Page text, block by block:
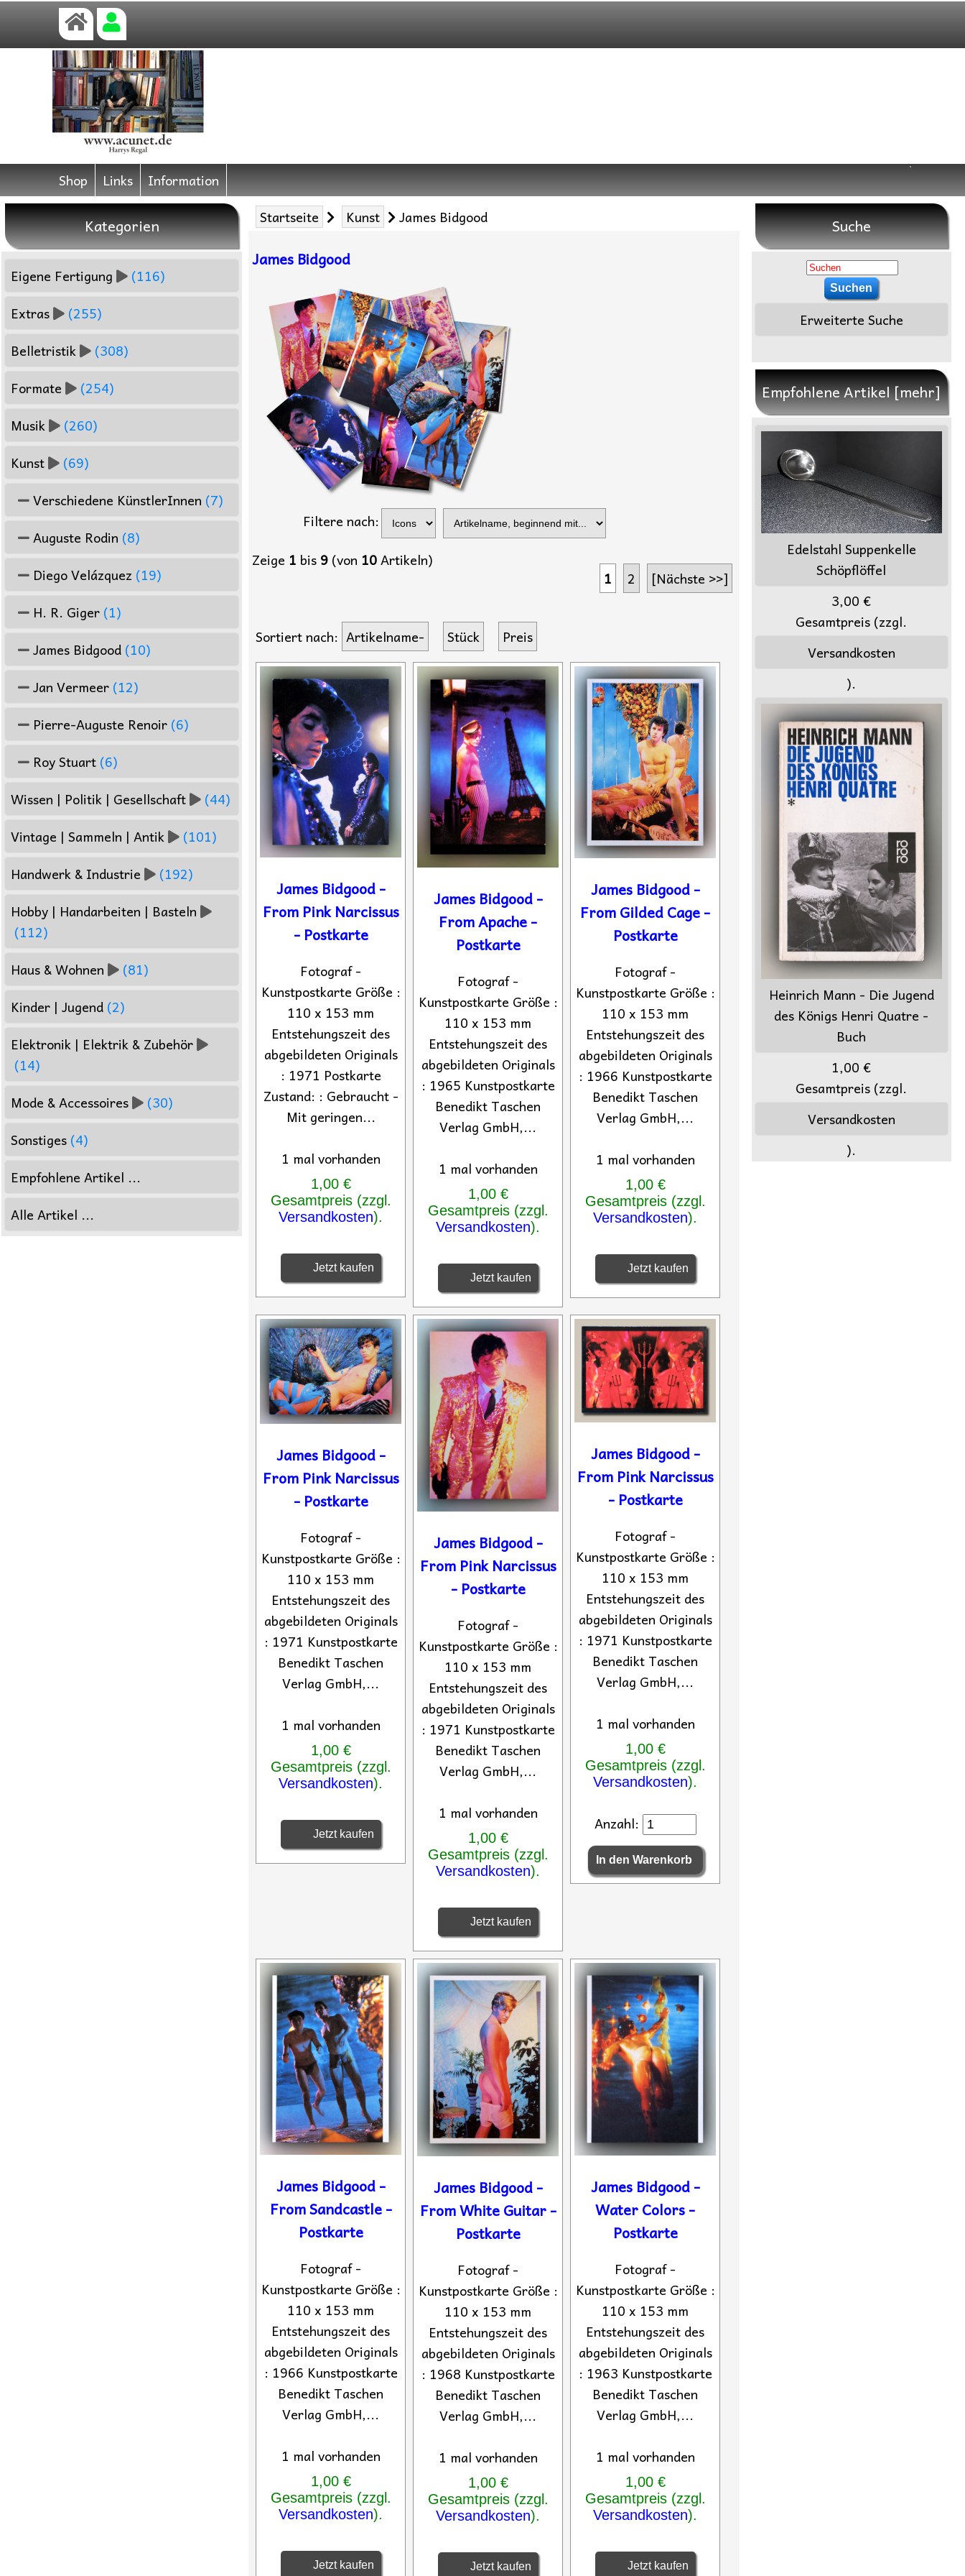
Shop Links Information
Kategorien
Eigene Fertigung
(116)
Extras
(255)
Belletristik
(308)
Formate
(254)
Musik
(260)
Kunst
(69)
Verschiedene KünstlerInnen (7)
Auguste Rodin (8)
Diego Velázquez (19)
H. R. Giger (1)
James Bidgood (10)
Jan Vermeer (12)
Pierre-Auguste Renoir (6)
Roy Stuart (6)
Wissen | Politik | Gesellschaft
(44)
Vintage | Sammeln | Antik
(101)
Handwerk & Industrie
(192)
Hobby | Handarbeiten | Basteln
(112)
Haus & Wohnen
(81)
Kinder | Jugend (2)
Elektronik | Elektrik & Zubehör
(14)
Mode & Accessoires
(30)
Sonstiges (4)
Empfohlene Artikel ...
Alle Artikel ...
Startseite Kunst James Bidgood
James Bidgood
Filtere nach:
Zeige 1 bis 9 (von 10Artikeln)
1
2 [Nächste >>]
Sortiert nach: Artikelname- Stück Preis
James Bidgood -
From Pink Narcissus
- Postkarte
Fotograf -
Kunstpostkarte Größe :
110 x 153 mm
Entstehungszeit des
abgebildeten Originals
: 1971 Postkarte
Zustand: : Gebraucht -
Mit geringen...
1 mal vorhanden
1,00 €
Gesamtpreis (zzgl.
Versandkosten).
Jetzt kaufen
James Bidgood -
From Apache -
Postkarte
Fotograf -
Kunstpostkarte Größe :
110 x 153 mm
Entstehungszeit des
abgebildeten Originals
: 1965 Kunstpostkarte
Benedikt Taschen
Verlag GmbH,...
1 mal vorhanden
1,00 €
Gesamtpreis (zzgl.
Versandkosten).
Jetzt kaufen
James Bidgood -
From Gilded Cage -
Postkarte
Fotograf -
Kunstpostkarte Größe :
110 x 153 mm
Entstehungszeit des
abgebildeten Originals
: 1966 Kunstpostkarte
Benedikt Taschen
Verlag GmbH,...
1 mal vorhanden
1,00 €
Gesamtpreis (zzgl.
Versandkosten).
Jetzt kaufen
James Bidgood -
From Pink Narcissus
- Postkarte
Fotograf -
Kunstpostkarte Größe :
110 x 153 mm
Entstehungszeit des
abgebildeten Originals
: 1971 Kunstpostkarte
Benedikt Taschen
Verlag GmbH,...
1 mal vorhanden
1,00 €
Gesamtpreis (zzgl.
Versandkosten).
Jetzt kaufen
James Bidgood -
From Pink Narcissus
- Postkarte
Fotograf -
Kunstpostkarte Größe :
110 x 153 mm
Entstehungszeit des
abgebildeten Originals
: 1971 Kunstpostkarte
Benedikt Taschen
Verlag GmbH,...
1 mal vorhanden
1,00 €
Gesamtpreis (zzgl.
Versandkosten).
Jetzt kaufen
James Bidgood -
From Pink Narcissus
- Postkarte
Fotograf -
Kunstpostkarte Größe :
110 x 153 mm
Entstehungszeit des
abgebildeten Originals
: 1971 Kunstpostkarte
Benedikt Taschen
Verlag GmbH,...
1 mal vorhanden
1,00 €
Gesamtpreis (zzgl.
Versandkosten).
Anzahl:
James Bidgood -
From Sandcastle -
Postkarte
Fotograf -
Kunstpostkarte Größe :
110 x 153 mm
Entstehungszeit des
abgebildeten Originals
: 1966 Kunstpostkarte
Benedikt Taschen
Verlag GmbH,...
1 mal vorhanden
1,00 €
Gesamtpreis (zzgl.
Versandkosten).
Jetzt kaufen
James Bidgood -
From White Guitar -
Postkarte
Fotograf -
Kunstpostkarte Größe :
110 x 153 mm
Entstehungszeit des
abgebildeten Originals
: 1968 Kunstpostkarte
Benedikt Taschen
Verlag GmbH,...
1 mal vorhanden
1,00 €
Gesamtpreis (zzgl.
Versandkosten).
Jetzt kaufen
James Bidgood -
Water Colors -
Postkarte
Fotograf -
Kunstpostkarte Größe :
110 x 153 mm
Entstehungszeit des
abgebildeten Originals
: 1963 Kunstpostkarte
Benedikt Taschen
Verlag GmbH,...
1 mal vorhanden
1,00 €
Gesamtpreis (zzgl.
Versandkosten).
Jetzt kaufen
Suche
Erweiterte Suche
Empfohlene Artikel [mehr]
Edelstahl Suppenkelle
Schöpflöffel
3,00 €
Gesamtpreis (zzgl.
Versandkosten
).
Heinrich Mann - Die Jugend
des Königs Henri Quatre -
Buch
1,00 €
Gesamtpreis (zzgl.
Versandkosten
).